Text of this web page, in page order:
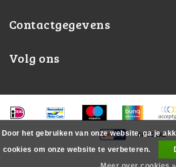
Contactgegevens
Volg ons
Door het gebruiken van onze website, ga je
cookies om onze website te verbeteren.